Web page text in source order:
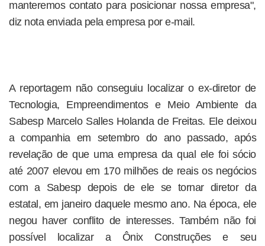
manteremos contato para posicionar nossa empresa",
diz nota enviada pela empresa por e-mail.
A reportagem não conseguiu localizar o ex-diretor de
Tecnologia, Empreendimentos e Meio Ambiente da
Sabesp Marcelo Salles Holanda de Freitas. Ele deixou
a companhia em setembro do ano passado, após
revelação de que uma empresa da qual ele foi sócio
até 2007 elevou em 170 milhões de reais os negócios
com a Sabesp depois de ele se tornar diretor da
estatal, em janeiro daquele mesmo ano. Na época, ele
negou haver conflito de interesses. Também não foi
possível localizar a Ônix Construções e seu